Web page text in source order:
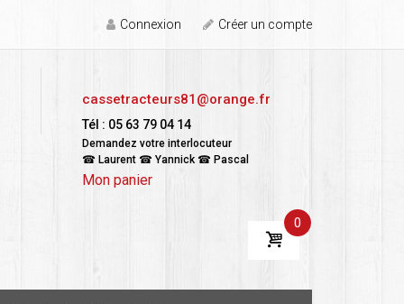
Connexion Créer un compte
cassetracteurs81@orange.fr
Tél : 05 63 79 04 14
Demandez votre interlocuteur
☎ Laurent ☎ Yannick ☎ Pascal
Mon panier
0